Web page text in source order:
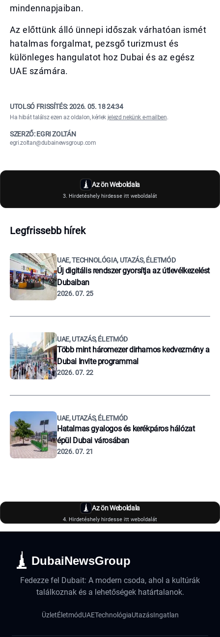
mindennapjaiban.
Az előttünk álló ünnepi időszak várhatóan ismét
hatalmas forgalmat, pezsgő turizmust és
különleges hangulatot hoz Dubai és az egész
UAE számára.
UTOLSÓ FRISSÍTÉS:2026. 05. 18 24:34
Ha hibát találsz ezen az oldalon, kérlek jelezd nekünk e-mailben.
SZERZŐ: EGRI ZOLTÁN
egri.zoltan@dubainewsgroup.com
Az ön Weboldala
3. Hirdetéshely hirdesse itt weboldalát
Legfrissebb hírek
UAE, TECHNOLÓGIA, UTAZÁS, ÉLETMÓD
Új digitális rendszer gyorsítja az útlevélkezelést
Dubaiban
2026. 07. 25
UAE, UTAZÁS, ÉLETMÓD
Több mint háromezer dirhamos kedvezmény a
Dubai Invite programmal
2026. 07. 22
UAE, UTAZÁS, ÉLETMÓD
Hatalmas gyalogos és kerékpáros hálózat
épül Dubai városában
2026. 07. 21
Az ön Weboldala
4. Hirdetéshely hirdesse itt weboldalát
DubaiNewsGroup
Fedezze fel Dubait: A modern csoda, ahol a kultúrák
találkoznak és a lehetőségek határtalanok.
ÜzletÉletmódUAETechnológiaUtazásIngatlan